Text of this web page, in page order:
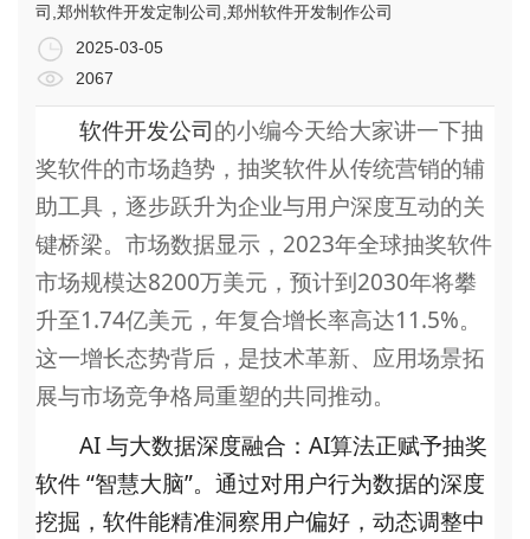
司,郑州软件开发定制公司,郑州软件开发制作公司
2025-03-05
2067
软件开发公司的小编今天给大家讲一下抽
奖软件的市场趋势， 抽奖软件从传统营销的辅
助工具，逐步跃升为企业与用户深度互动的关
键桥梁。市场数据显示， 2023年全球抽奖软件
市场规模达8200万美元，预计到2030年将攀
升至1.74亿美元，年复合增长率高达11.5%。
这一增长态势背后，是技术革新、应用场景拓
展与市场竞争格局重塑的共同推动。
AI 与大数据深度融合 ： AI算法正赋予抽奖
软件 “智慧大脑”。通过对用户行为数据的深度
挖掘，软件能精准洞察用户偏好，动态调整中